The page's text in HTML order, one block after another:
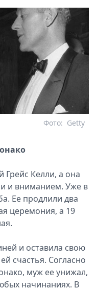
Getty
Фото:
Грейс Келли, а она
и вниманием. Уже в
Ее продлили два
церемония, а 19
и оставила свою
счастья. Согласно
муж ее унижал,
начинаниях. В